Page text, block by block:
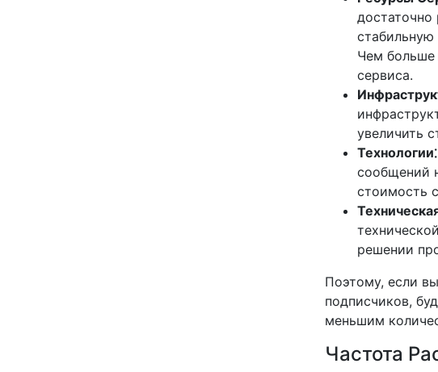
достаточно
Чем больше
сервиса.
увеличить
Технологии⁚
сообщений
стоимость
решении
Поэтому, если
подписчиков,
меньшим
Частота